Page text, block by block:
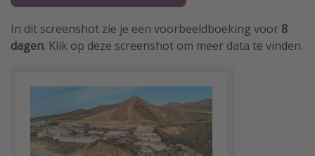
In dit screenshot zie je een voorbeeldboeking voor 8
dagen. Klik op deze screenshot om meer data te vinden.